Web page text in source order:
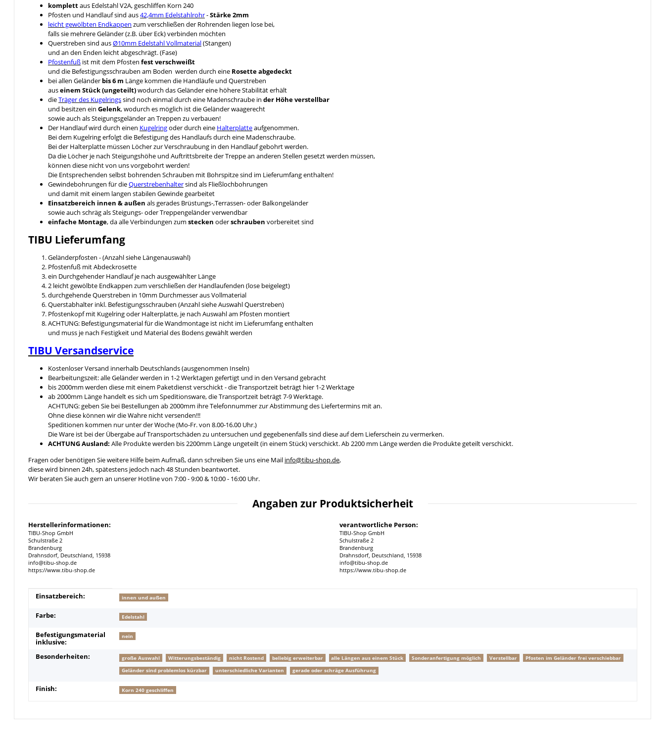
komplettaus Edelstahl V2A, geschliffen Korn 240
Pfosten und Handlauf sind aus42,4mm Edelstahlrohr-Stärke 2mm
leicht gewölbten Endkappen zum verschließen der Rohrenden liegen lose bei,
falls sie mehrere Geländer (z.B. über Eck) verbinden möchten
Querstreben sind ausØ10mm Edelstahl Vollmaterial(Stangen)
und an den Enden leicht abgeschrägt. (Fase)
Pfostenfuß ist mit dem Pfosten fest verschweißt
und die Befestigungsschrauben am Boden werden durch eine Rosette abgedeckt
bei allen Geländer bis 6 m Länge kommen die Handläufe und Querstreben
auseinem Stück (ungeteilt)wodurch das Geländer eine höhere Stabilität erhält
dieTräger des Kugelringssind noch einmal durch eine Madenschraube in der Höhe verstellbar
und besitzen ein Gelenk, wodurch es möglich ist die Geländer waagerecht
sowie auch als Steigungsgeländer an Treppen zu verbauen!
Der Handlauf wird durch einen Kugelringoder durch eine Halterplatteaufgenommen.
Bei dem Kugelring erfolgt die Befestigung des Handlaufs durch eine Madenschraube.
Bei der Halterplatte müssen Löcher zur Verschraubung in den Handlauf gebohrt werden.
Da die Löcher je nach Steigungshöhe und Auftrittsbreite der Treppe an anderen Stellen gesetzt werden müssen,
können diese nicht von uns vorgebohrt werden!
Die Entsprechenden selbst bohrenden Schrauben mit Bohrspitze sind im Lieferumfang enthalten!
Gewindebohrungen für dieQuerstrebenhaltersind als Fließlochbohrungen
und damit mit einem langen stabilen Gewinde gearbeitet
Einsatzbereich innen & außen als gerades Brüstungs-,Terrassen- oder Balkongeländer
sowie auch schräg als Steigungs- oder Treppengeländer verwendbar
einfache Montage, da alle Verbindungen zum stecken oderschrauben vorbereitet sind
TIBU Lieferumfang
Geländerpfosten - (Anzahl siehe Längenauswahl)
Pfostenfuß mit Abdeckrosette
ein Durchgehender Handlauf je nach ausgewählter Länge
2 leicht gewölbte Endkappen zum verschließen der Handlaufenden (lose beigelegt)
durchgehende Querstreben in 10mm Durchmesser aus Vollmaterial
Querstabhalter inkl. Befestigungsschrauben (Anzahl siehe Auswahl Querstreben)
Pfostenkopf mit Kugelring oder Halterplatte, je nach Auswahl am Pfosten montiert
ACHTUNG: Befestigungsmaterial für die Wandmontage ist nicht im Lieferumfang enthalten
und muss je nach Festigkeit und Material des Bodens gewählt werden
TIBU Versandservice
Kostenloser Versand innerhalb Deutschlands (ausgenommen Inseln)
Bearbeitungszeit: alle Geländer werden in 1-2 Werktagen gefertigt und in den Versand gebracht
bis 2000mm werden diese mit einem Paketdienst verschickt - die Transportzeit beträgt hier 1-2 Werktage
ab 2000mm Länge handelt es sich um Speditionsware, die Transportzeit beträgt 7-9 Werktage.
ACHTUNG: geben Sie bei Bestellungen ab 2000mm ihre Telefonnummer zur Abstimmung des Liefertermins mit an.
Ohne diese können wir die Wahre nicht versenden!!!
Speditionen kommen nur unter der Woche (Mo-Fr. von 8.00-16.00 Uhr.)
Die Ware ist bei der Übergabe auf Transportschäden zu untersuchen und gegebenenfalls sind diese auf dem Lieferschein zu vermerken.
ACHTUNG Ausland: Alle Produkte werden bis 2200mm Länge ungeteilt (in einem Stück) verschickt. Ab 2200 mm Länge werden die Produkte geteilt verschickt.
Fragen oder benötigen Sie weitere Hilfe beim Aufmaß, dann schreiben Sie uns eine Mail info@tibu-shop.de,
diese wird binnen 24h, spätestens jedoch nach 48 Stunden beantwortet.
Wir beraten Sie auch gern an unserer Hotline von 7:00 - 9:00 & 10:00 - 16:00 Uhr.
Angaben zur Produktsicherheit
Herstellerinformationen:
TIBU-Shop GmbH
Schulstraße 2
Brandenburg
Drahnsdorf, Deutschland, 15938
info@tibu-shop.de
https://www.tibu-shop.de
verantwortliche Person:
TIBU-Shop GmbH
Schulstraße 2
Brandenburg
Drahnsdorf, Deutschland, 15938
info@tibu-shop.de
https://www.tibu-shop.de
Produkteigenschaft
Wert
Einsatzbereich: innen und außen
Farbe: Edelstahl
Befestigungsmaterial
inklusive:
nein
Besonderheiten: große Auswahl Witterungsbeständig nicht Rostend beliebig erweiterbar alle Längen aus einem Stück Sonderanfertigung möglich Verstellbar
Pfosten im Geländer frei verschiebbar
Geländer sind problemlos kürzbar
unterschiedliche Varianten gerade oder schräge Ausführung
Finish: Korn 240 geschliffen